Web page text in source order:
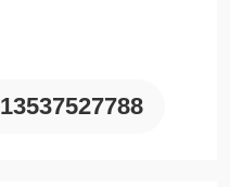
13537527788